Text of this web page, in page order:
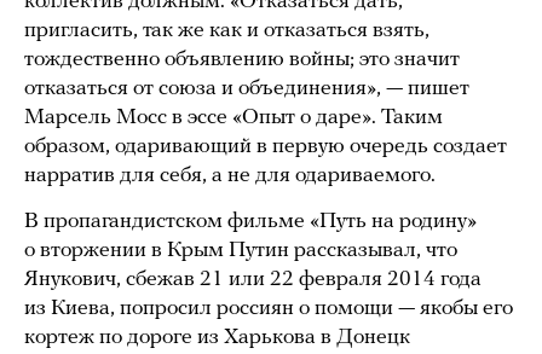
пригласить, так же как и отказаться взять,
тождественно объявлению войны; это значит
отказаться от союза и объединения», — пишет
Марсель Мосс в эссе «Опыт о даре». Таким
образом, одаривающий в первую очередь создает
нарратив для себя, а не для одариваемого.
В пропагандистском фильме «Путь на родину»
о вторжении в Крым Путин рассказывал, что
Янукович, сбежав 21 или 22 февраля 2014 года
из Киева, попросил россиян о помощи — якобы его
кортеж по дороге из Харькова в Донецк